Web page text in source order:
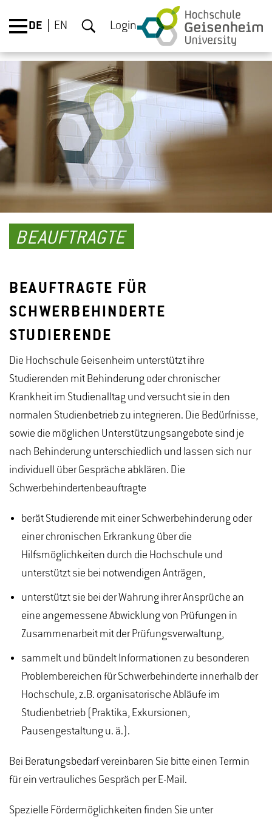
DE EN Login
BEAUFTRAGTE
BEAUFTRAGTE FÜR
SCHWERBEHINDERTE
STUDIERENDE
Die Hochschule Geisenheim unterstützt ihre
Studierenden mit Behinderung oder chronischer
Krankheit im Studienalltag und versucht sie in den
normalen Studienbetrieb zu integrieren. Die Bedürfnisse,
sowie die möglichen Unterstützungsangebote sind je
nach Behinderung unterschiedlich und lassen sich nur
individuell über Gespräche abklären. Die
Schwerbehindertenbeauftragte
berät Studierende mit einer Schwerbehinderung oder
einer chronischen Erkrankung über die
Hilfsmöglichkeiten durch die Hochschule und
unterstützt sie bei notwendigen Anträgen,
unterstützt sie bei der Wahrung ihrer Ansprüche an
eine angemessene Abwicklung von Prüfungen in
Zusammenarbeit mit der Prüfungsverwaltung,
sammelt und bündelt Informationen zu besonderen
Problembereichen für Schwerbehinderte innerhalb der
Hochschule, z.B. organisatorische Abläufe im
Studienbetrieb (Praktika, Exkursionen,
Pausengestaltung u. ä.).
Bei Beratungsbedarf vereinbaren Sie bitte einen Termin
für ein vertrauliches Gespräch per E-Mail.
Spezielle Fördermöglichkeiten finden Sie unter